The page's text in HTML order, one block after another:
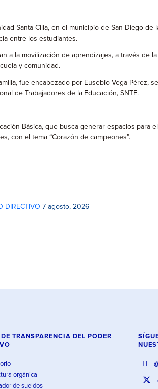
Santa Cilia, en el municipio de San Diego
entre los estudiantes.
la movilización de aprendizajes, a través de
y comunidad.
fue encabezado por Eusebio Vega Pérez,
de Trabajadores de la Educación, SNTE.
Básica, que busca generar espacios para
con el tema “Corazón de campeones”.
DIRECTIVO 7 agosto, 2026
TRANSPARENCIA DEL PODER
orgánica
de sueldos